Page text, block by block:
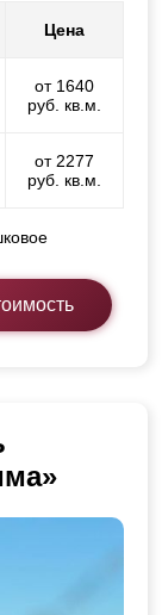
Цена
от 1640
руб. кв.м.
от 2277
руб. кв.м.